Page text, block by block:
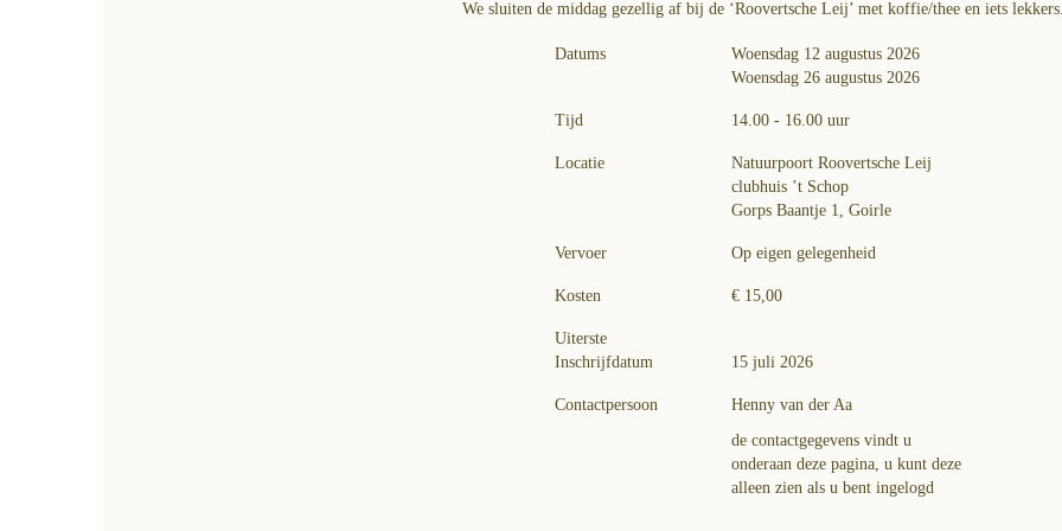
We sluiten de middag gezellig af bij de ‘Roovertsche Leij’ met koffie/thee en iets
Datums
Woensdag 12 augustus 2026
Woensdag 26 augustus 2026
Tijd 14.00 - 16.00 uur
Locatie
Natuurpoort Roovertsche Leij
clubhuis ’t Schop
Gorps Baantje 1, Goirle
Vervoer Op eigen gelegenheid
Kosten € 15,00
Uiterste
Inschrijfdatum
15 juli 2026
Contactpersoon
Henny van der Aa
de contactgegevens vindt u
onderaan deze pagina, u kunt deze
alleen zien als u bent ingelogd